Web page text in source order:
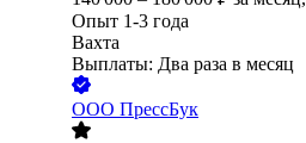
Опыт 1-3 года
Вахта
Выплаты: Два раза в месяц
ООО ПрессБук